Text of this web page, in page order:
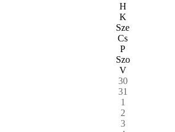
H
K
Sze
Cs
P
Szo
V
30
31
1
2
3